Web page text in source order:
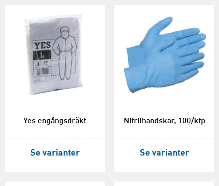
Yes engångsdräkt
Se varianter
Nitrilhandskar, 100/kfp
Se varianter